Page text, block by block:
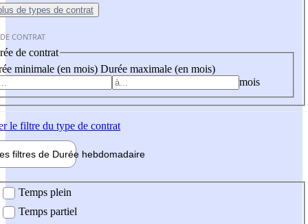
de types de contrat
CONTRAT
de contrat
minimale (en mois) Durée maximale (en mois)
mois
le filtre du type de contrat
filtres de Durée hebdomadaire
Temps plein
Temps partiel